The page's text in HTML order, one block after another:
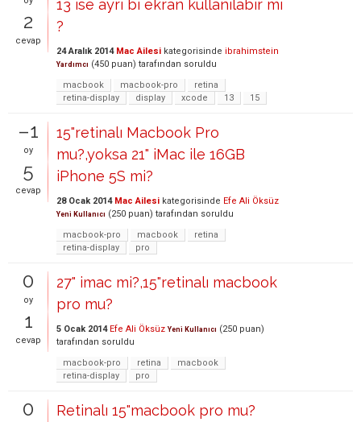
2
cevap
13 ise ayrı bi ekran kullanılabir mi
?
24 Aralık 2014 Mac Ailesi kategorisinde ibrahimstein
Yardımcı (450 puan) tarafından soruldu
macbook
macbook-pro
retina
retina-display
display xcode 13 15
–1
oy
5
cevap
15"retinalı Macbook Pro
mu?,yoksa 21" iMac ile 16GB
iPhone 5S mi?
28 Ocak 2014 Mac Ailesi kategorisinde Efe Ali Öksüz
Yeni Kullanıcı (250 puan) tarafından soruldu
macbook-pro
macbook
retina
retina-display
pro
0
oy
1
cevap
27" imac mi?,15"retinalı macbook
pro mu?
5 Ocak 2014 Efe Ali Öksüz Yeni Kullanıcı (250 puan)
tarafından soruldu
macbook-pro
retina
macbook
retina-display
pro
0
Retinalı 15"macbook pro mu?